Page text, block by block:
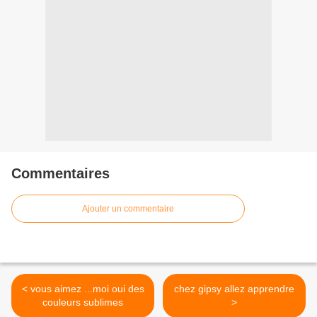
Commentaires
Ajouter un commentaire
< vous aimez ...moi oui des
couleurs sublimes
chez gipsy allez apprendre
>